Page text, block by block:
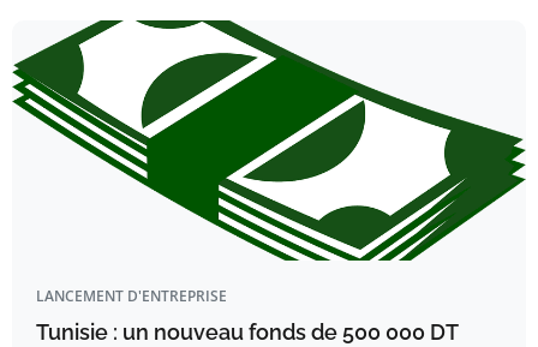
LANCEMENT D'ENTREPRISE
Tunisie : un nouveau fonds de 500 000 DT